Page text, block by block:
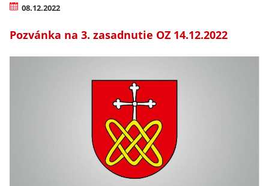
08.12.2022
Pozvánka na 3. zasadnutie OZ 14.12.2022